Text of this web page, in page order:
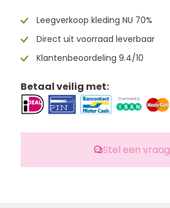
Leegverkoop kleding NU 70%
Direct uit voorraad leverbaar
Klantenbeoordeling 9.4/10
Betaal veilig met:
Stel een vraag